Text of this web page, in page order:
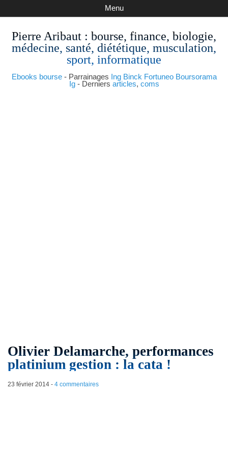
Pierre Aribaut : bourse, finance, biologie,
médecine, santé, diététique, musculation,
sport, informatique
Ebooks bourse- Parrainages Ing Binck Fortuneo Boursorama
Ig- Derniers articles, coms
Menu
Olivier Delamarche, performances
platinium gestion : la cata !
23 février 2014- 4 commentaires